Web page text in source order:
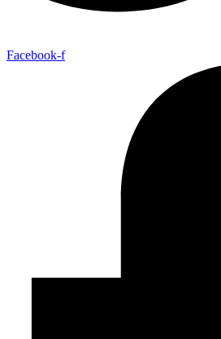
Facebook-f